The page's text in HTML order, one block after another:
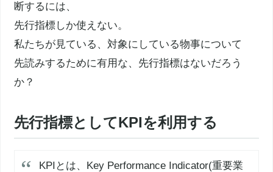
断するには、
先行指標しか使えない。
私たちが見ている、対象にしている物事について
先読みするために有用な、先行指標はないだろう
か？
先行指標としてKPIを利用する
KPIとは、Key Performance Indicator(重要業